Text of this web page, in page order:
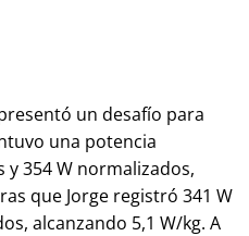
un desafío para
una potencia
y 354 W normalizados,
que Jorge registró 341 W
alcanzando 5,1 W/kg. A